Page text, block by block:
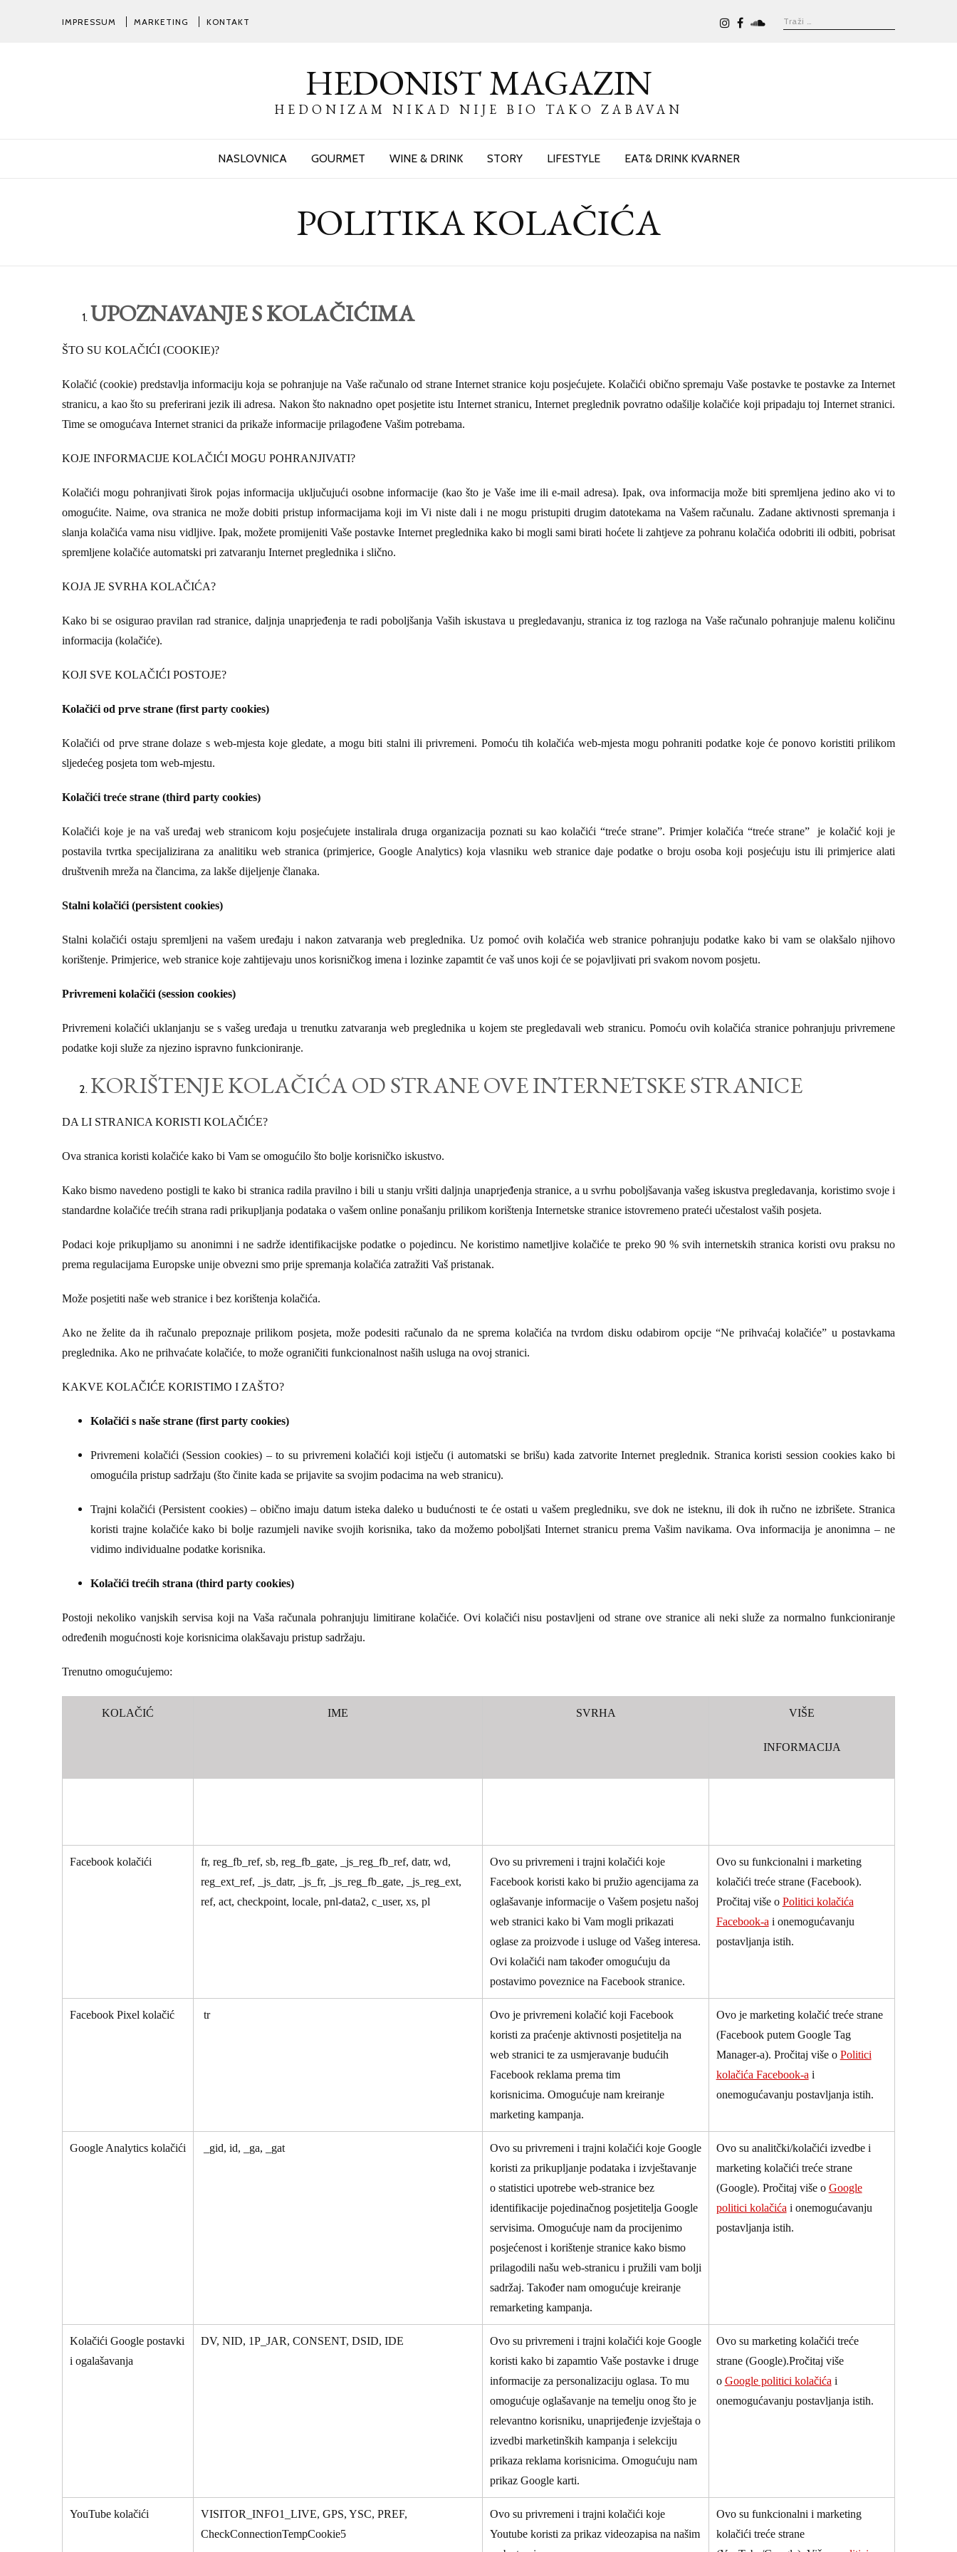
IMPRESSUM MARKETING KONTAKT
HEDONIST MAGAZIN
HEDONIZAM NIKAD NIJE BIO TAKO ZABAVAN
NASLOVNICA GOURMET WINE & DRINK STORY LIFESTYLE EAT& DRINK KVARNER
POLITIKA KOLAČIĆA
UPOZNAVANJE S KOLAČIĆIMA
ŠTO SU KOLAČIĆI (COOKIE)?
Kolačić (cookie) predstavlja informaciju koja se pohranjuje na Vaše računalo od strane Internet stranice koju posjećujete. Kolačići obično spremaju Vaše postavke te postavke za Internet
stranicu, a kao što su preferirani jezik ili adresa. Nakon što naknadno opet posjetite istu Internet stranicu, Internet preglednik povratno odašilje kolačiće koji pripadaju toj Internet stranici.
Time se omogućava Internet stranici da prikaže informacije prilagođene Vašim potrebama.
KOJE INFORMACIJE KOLAČIĆI MOGU POHRANJIVATI?
Kolačići mogu pohranjivati širok pojas informacija uključujući osobne informacije (kao što je Vaše ime ili e-mail adresa). Ipak, ova informacija može biti spremljena jedino ako vi to
omogućite. Naime, ova stranica ne može dobiti pristup informacijama koji im Vi niste dali i ne mogu pristupiti drugim datotekama na Vašem računalu. Zadane aktivnosti spremanja i
slanja kolačića vama nisu vidljive. Ipak, možete promijeniti Vaše postavke Internet preglednika kako bi mogli sami birati hoćete li zahtjeve za pohranu kolačića odobriti ili odbiti, pobrisat
spremljene kolačiće automatski pri zatvaranju Internet preglednika i slično.
KOJA JE SVRHA KOLAČIĆA?
Kako bi se osigurao pravilan rad stranice, daljnja unaprjeđenja te radi poboljšanja Vaših iskustava u pregledavanju, stranica iz tog razloga na Vaše računalo pohranjuje malenu količinu
informacija (kolačiće).
KOJI SVE KOLAČIĆI POSTOJE?
Kolačići od prve strane (first party cookies)
Kolačići od prve strane dolaze s web-mjesta koje gledate, a mogu biti stalni ili privremeni. Pomoću tih kolačića web-mjesta mogu pohraniti podatke koje će ponovo koristiti prilikom
sljedećeg posjeta tom web-mjestu.
Kolačići treće strane (third party cookies)
Kolačići koje je na vaš uređaj web stranicom koju posjećujete instalirala druga organizacija poznati su kao kolačići “treće strane”. Primjer kolačića “treće strane” je kolačić koji je
postavila tvrtka specijalizirana za analitiku web stranica (primjerice, Google Analytics) koja vlasniku web stranice daje podatke o broju osoba koji posjećuju istu ili primjerice alati
društvenih mreža na člancima, za lakše dijeljenje članaka.
Stalni kolačići (persistent cookies)
Stalni kolačići ostaju spremljeni na vašem uređaju i nakon zatvaranja web preglednika. Uz pomoć ovih kolačića web stranice pohranjuju podatke kako bi vam se olakšalo njihovo
korištenje. Primjerice, web stranice koje zahtijevaju unos korisničkog imena i lozinke zapamtit će vaš unos koji će se pojavljivati pri svakom novom posjetu.
Privremeni kolačići (session cookies)
Privremeni kolačići uklanjanju se s vašeg uređaja u trenutku zatvaranja web preglednika u kojem ste pregledavali web stranicu. Pomoću ovih kolačića stranice pohranjuju privremene
podatke koji služe za njezino ispravno funkcioniranje.
KORIŠTENJE KOLAČIĆA OD STRANE OVE INTERNETSKE STRANICE
DA LI STRANICA KORISTI KOLAČIĆE?
Ova stranica koristi kolačiće kako bi Vam se omogućilo što bolje korisničko iskustvo.
Kako bismo navedeno postigli te kako bi stranica radila pravilno i bili u stanju vršiti daljnja unaprjeđenja stranice, a u svrhu poboljšavanja vašeg iskustva pregledavanja, koristimo svoje i
standardne kolačiće trećih strana radi prikupljanja podataka o vašem online ponašanju prilikom korištenja Internetske stranice istovremeno prateći učestalost vaših posjeta.
Podaci koje prikupljamo su anonimni i ne sadrže identifikacijske podatke o pojedincu. Ne koristimo nametljive kolačiće te preko 90 % svih internetskih stranica koristi ovu praksu no
prema regulacijama Europske unije obvezni smo prije spremanja kolačića zatražiti Vaš pristanak.
Može posjetiti naše web stranice i bez korištenja kolačića.
Ako ne želite da ih računalo prepoznaje prilikom posjeta, može podesiti računalo da ne sprema kolačića na tvrdom disku odabirom opcije “Ne prihvaćaj kolačiće” u postavkama
preglednika. Ako ne prihvaćate kolačiće, to može ograničiti funkcionalnost naših usluga na ovoj stranici.
KAKVE KOLAČIĆE KORISTIMO I ZAŠTO?
Kolačići s naše strane (first party cookies)
Privremeni kolačići (Session cookies) – to su privremeni kolačići koji istječu (i automatski se brišu) kada zatvorite Internet preglednik. Stranica koristi session cookies kako bi
omogućila pristup sadržaju (što činite kada se prijavite sa svojim podacima na web stranicu).
Trajni kolačići (Persistent cookies)– obično imaju datum isteka daleko u budućnosti te će ostati u vašem pregledniku, sve dok ne isteknu, ili dok ih ručno ne izbrišete. Stranica
koristi trajne kolačiće kako bi bolje razumjeli navike svojih korisnika, tako da možemo poboljšati Internet stranicu prema Vašim navikama. Ova informacija je anonimna – ne
vidimo individualne podatke korisnika.
Kolačići trećih strana (third party cookies)
Postoji nekoliko vanjskih servisa koji na Vaša računala pohranjuju limitirane kolačiće. Ovi kolačići nisu postavljeni od strane ove stranice ali neki služe za normalno funkcioniranje
određenih mogućnosti koje korisnicima olakšavaju pristup sadržaju.
Trenutno omogućujemo:
KOLAČIĆ IME SVRHA VIŠE
INFORMACIJA
Facebook kolačići
fr, reg_fb_ref, sb, reg_fb_gate, _js_reg_fb_ref, datr, wd,
reg_ext_ref, _js_datr, _js_fr, _js_reg_fb_gate, _js_reg_ext,
ref, act, checkpoint, locale, pnl-data2, c_user, xs, pl
Ovo su privremeni i trajni kolačići koje
Facebook koristi kako bi pružio agencijama za
oglašavanje informacije o Vašem posjetu našoj
web stranici kako bi Vam mogli prikazati
oglase za proizvode i usluge od Vašeg interesa.
Ovi kolačići nam također omogućuju da
postavimo poveznice na Facebook stranice.
Ovo su funkcionalni i marketing
kolačići treće strane (Facebook).
Pročitaj više o Politici kolačića
Facebook-a i onemogućavanju
postavljanja istih.
Facebook Pixel kolačić tr
Ovo je privremeni kolačić koji Facebook
koristi za praćenje aktivnosti posjetitelja na
web stranici te za usmjeravanje budućih
Facebook reklama prema tim
korisnicima. Omogućuje nam kreiranje
marketing kampanja.
Ovo je marketing kolačić treće strane
(Facebook putem Google Tag
Manager-a). Pročitaj više o Politici
kolačića Facebook-a i
onemogućavanju postavljanja istih.
Google Analytics kolačići _gid, id, _ga, _gat
Ovo su privremeni i trajni kolačići koje Google
koristi za prikupljanje podataka i izvještavanje
o statistici upotrebe web-stranice bez
identifikacije pojedinačnog posjetitelja Google
servisima. Omogućuje nam da procijenimo
posjećenost i korištenje stranice kako bismo
prilagodili našu web-stranicu i pružili vam bolji
sadržaj. Također nam omogućuje kreiranje
remarketing kampanja.
Ovo su analitčki/kolačići izvedbe i
marketing kolačići treće strane
(Google). Pročitaj više o Google
politici kolačića i onemogućavanju
postavljanja istih.
Kolačići Google postavki
i ogalašavanja
DV, NID, 1P_JAR, CONSENT, DSID, IDE
Ovo su privremeni i trajni kolačići koje Google
koristi kako bi zapamtio Vaše postavke i druge
informacije za personalizaciju oglasa. To mu
omogućuje oglašavanje na temelju onog što je
relevantno korisniku, unaprijeđenje izvještaja o
izvedbi marketinških kampanja i selekciju
prikaza reklama korisnicima. Omogućuju nam
prikaz Google karti.
Ovo su marketing kolačići treće
strane (Google).Pročitaj više
o Google politici kolačića i
onemogućavanju postavljanja istih.
YouTube kolačići
VISITOR_INFO1_LIVE, GPS, YSC, PREF,
CheckConnectionTempCookie5
Ovo su privremeni i trajni kolačići koje
Youtube koristi za prikaz videozapisa na našim
Ovo su funkcionalni i marketing
kolačići treće strane